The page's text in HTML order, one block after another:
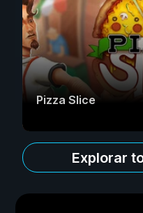
Pizza Slice
Explorar